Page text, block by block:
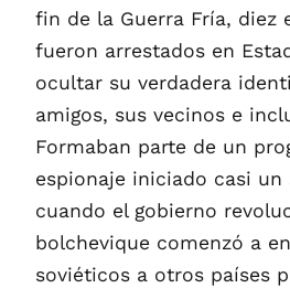
fin de la Guerra Fría, diez
fueron arrestados en
ocultar su verdadera
amigos, sus vecinos e
Formaban parte de un
espionaje iniciado casi un
cuando el gobierno
bolchevique comenzó a
soviéticos a otros países